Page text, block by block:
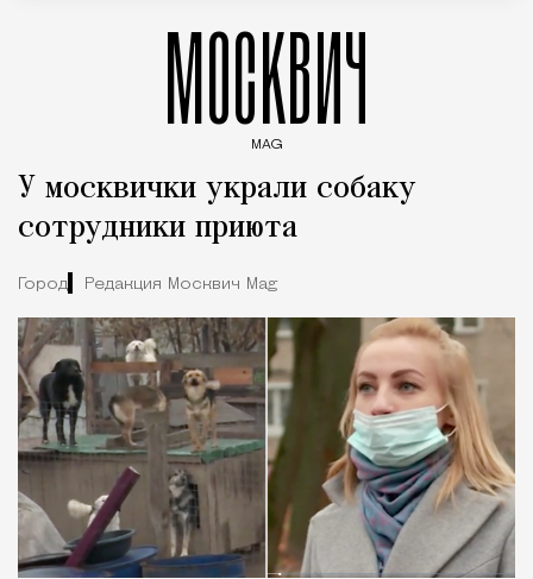
МОСКВИЧ
MAG
У москвички украли собаку
сотрудники приюта
Город Редакция Москвич Mag